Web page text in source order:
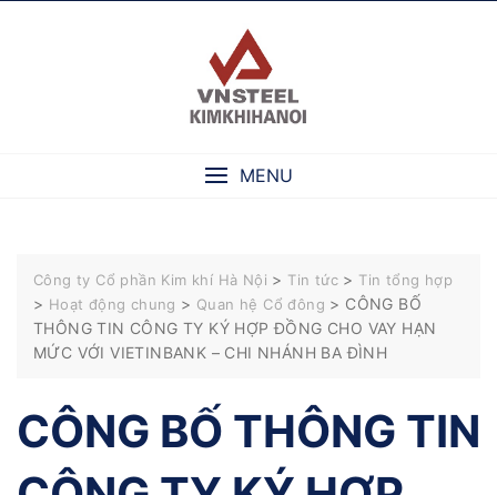
MENU
Công ty Cổ phần Kim khí Hà Nội > Tin tức > Tin tổng hợp
> Hoạt động chung > Quan hệ Cổ đông > CÔNG BỐ
THÔNG TIN CÔNG TY KÝ HỢP ĐỒNG CHO VAY HẠN
MỨC VỚI VIETINBANK – CHI NHÁNH BA ĐÌNH
CÔNG BỐ THÔNG TIN